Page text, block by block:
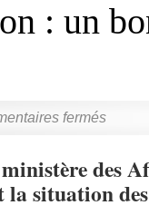
: un
fermés
des
la situation